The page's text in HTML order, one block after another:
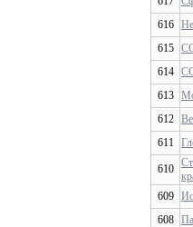
616
615
614
613
612
611
610
609
608